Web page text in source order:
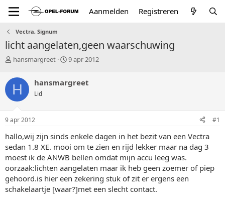
Aanmelden Registreren
Vectra, Signum
licht aangelaten,geen waarschuwing
T
p
i
c
s
a
t
e
r
hansmargreet
S
r
a
m
9 apr 2012
H hansmargreet
Lid
9 apr 2012 #1
hallo,wij zijn sinds enkele dagen in het bezit van een Vectra
sedan 1.8 XE. mooi om te zien en rijd lekker maar na dag 3
moest ik de ANWB bellen omdat mijn accu leeg was.
oorzaak:lichten aangelaten maar ik heb geen zoemer of piep
gehoord.is hier een zekering stuk of zit er ergens een
schakelaartje [waar?]met een slecht contact.